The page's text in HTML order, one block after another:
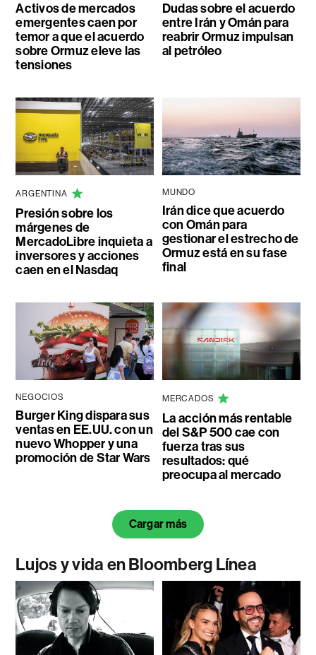
Activos de mercados
emergentes caen por
temor a que el acuerdo
sobre Ormuz eleve las
tensiones
Dudas sobre el acuerdo
entre Irán y Omán para
reabrir Ormuz impulsan
al petróleo
ARGENTINA
Presión sobre los
márgenes de
MercadoLibre inquieta a
inversores y acciones
caen en el Nasdaq
MUNDO
Irán dice que acuerdo
con Omán para
gestionar el estrecho de
Ormuz está en su fase
final
NEGOCIOS
Burger King dispara sus
ventas en EE.UU. con un
nuevo Whopper y una
promoción de Star Wars
MERCADOS
La acción más rentable
del S&P 500 cae con
fuerza tras sus
resultados: qué
preocupa al mercado
Cargar más
Lujos y vida en Bloomberg Línea